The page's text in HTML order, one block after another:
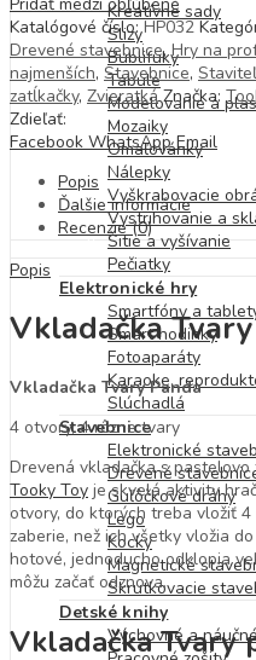
Kreatívne sady
Slizy
Bublifuky
Tabule
Modelovanie a
Mozaiky
Omaľovánky
Nálepky
Vyškrabovacie
Vystrihovanie a
Šitie a vyšívanie
Pečiatky
Elektronické hry
Smartfóny a
Smart hodinky
Fotoaparáty
Karaoke,
Slúchadlá
Stavebnice
Elektronické
Drevené
Guľôčkové dráhy
Lego
Kocky
Magnetické
Skrutkovacie
Detské knihy
Výchovné a
Katalógové číslo:HP032
Drevené stavebnice,Hry na
najmenších, Stavebnice, Staviteľ
zatĺkačky, Zvieratká Značka:
Zdieľať:
Facebook WhatsApp Email
Popis
Ďalšie informácie
Recenzie (0)
Popis
Vkladačka
Vkladačka Tvary Panda
4 otvory, 4 rôzne tvary
Drevená vkladačka s
Tooky Toy je skvelá aktivity
otvory, do ktorých treba vložiť
zaberie, než ich všetky vložia
hotové, jednoducho odklopia
môžu začať odznova.
Vkladačka Tvary